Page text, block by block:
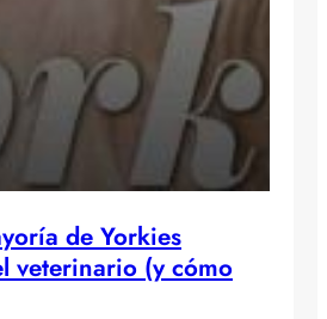
de Yorkies
veterinario (y cómo